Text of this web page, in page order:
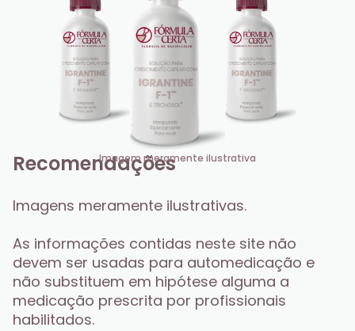
Imagem meramente ilustrativa
Recomendações
Imagens meramente ilustrativas.
As informações contidas neste site não
devem ser usadas para automedicação e
não substituem em hipótese alguma a
medicação prescrita por profissionais
habilitados.